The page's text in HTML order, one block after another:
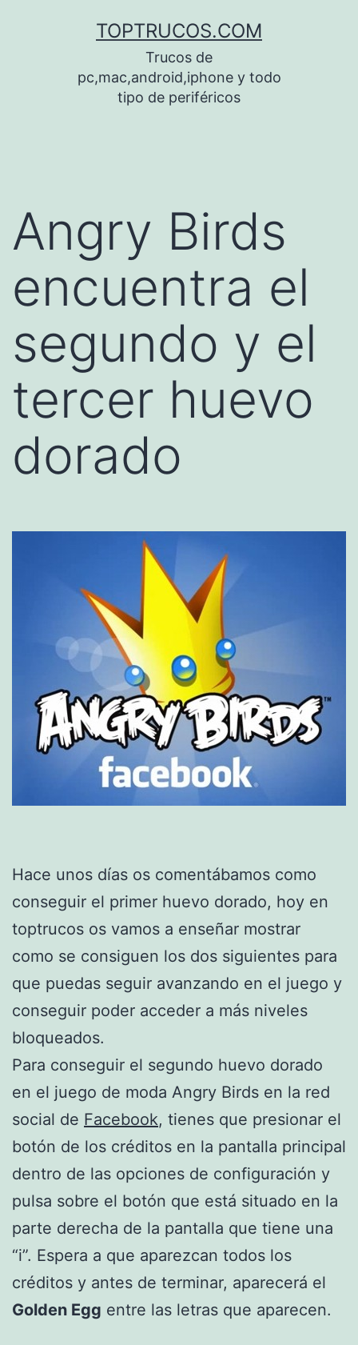
TOPTRUCOS.COM
Trucos de
pc,mac,android,iphone y todo
tipo de periféricos
Angry Birds
encuentra el
segundo y el
tercer huevo
dorado
Hace unos días os comentábamos como
conseguir el primer huevo dorado, hoy en
toptrucos os vamos a enseñar mostrar
como se consiguen los dos siguientes para
que puedas seguir avanzando en el juego y
conseguir poder acceder a más niveles
bloqueados.
Para conseguir el segundo huevo dorado
en el juego de moda Angry Birds en la red
social de Facebook, tienes que presionar el
botón de los créditos en la pantalla principal
dentro de las opciones de configuración y
pulsa sobre el botón que está situado en la
parte derecha de la pantalla que tiene una
“i”. Espera a que aparezcan todos los
créditos y antes de terminar, aparecerá el
Golden Egg entre las letras que aparecen.